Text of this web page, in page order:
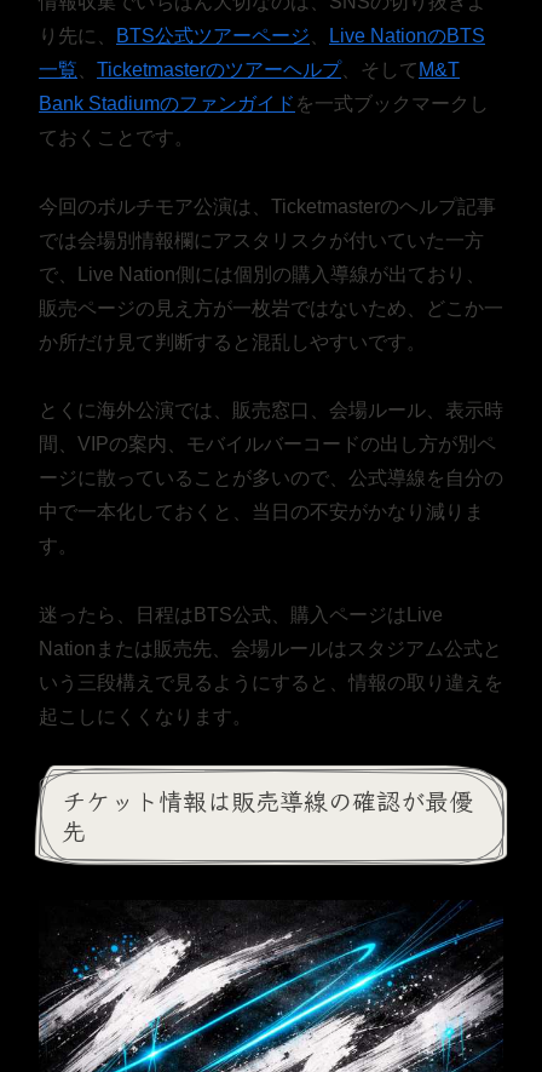
り先に、
BTS公式ツアーページ
Live NationのBTS
一覧
Ticketmasterのツアーヘルプ、そして M&T
Bank Stadiumのファンガイド を一式ブックマークし
ておくことです。
今回のボルチモア公演は、Ticketmasterのヘルプ記事
では会場別情報欄にアスタリスクが付いていた一方
で、Live Nation側には個別の購入導線が出ており、
販売ページの見え方が一枚岩ではないため、どこか一
か所だけ見て判断すると混乱しやすいです。
とくに海外公演では、販売窓口、会場ルール、表示時
間、VIPの案内、モバイルバーコードの出し方が別ペ
ージに散っていることが多いので、公式導線を自分の
中で一本化しておくと、当日の不安がかなり減りま
す。
迷ったら、日程はBTS公式、購入ページはLive
Nationまたは販売先、会場ルールはスタジアム公式と
いう三段構えで見るようにすると、情報の取り違えを
起こしにくくなります。
チケット情報は販売導線の確認が最優
先